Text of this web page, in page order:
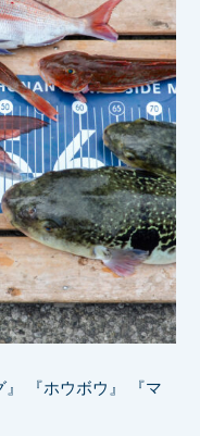
』 『ホウボウ』 『マ